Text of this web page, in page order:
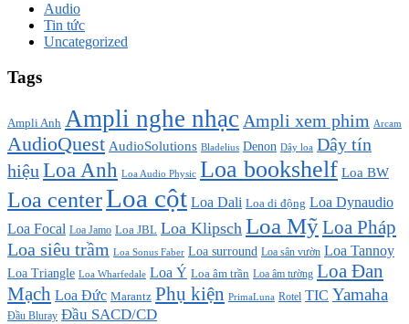
Audio
Tin tức
Uncategorized
Tags
Ampli Anh Ampli nghe nhạc Ampli xem phim Arcam
AudioQuest AudioSolutions Bladelius Denon Dây loa Dây tín
hiệu Loa Anh Loa Audio Physic Loa bookshelf Loa BW
Loa centerLoa cột Loa Dali Loa di động Loa Dynaudio
Loa Focal Loa Jamo Loa JBL Loa Klipsch Loa MỹLoa Pháp
Loa siêu trầm Loa Sonus Faber Loa surround Loa sân vườn Loa Tannoy
Loa Triangle Loa Wharfedale Loa Ý Loa âm trần Loa âm tường Loa Đan
Mạch Loa Đức Marantz Phụ kiện PrimaLuna Rotel TIC Yamaha
Đầu Bluray Đầu SACD/CD